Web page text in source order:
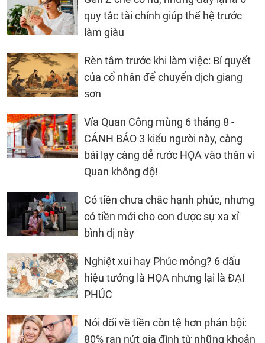
quy tắc tài chính giúp thế hệ trước
làm giàu
Rèn tâm trước khi làm việc: Bí quyết
của cổ nhân để chuyển dịch giang
sơn
Vía Quan Công mùng 6 tháng 8 -
CẢNH BÁO 3 kiểu người này, càng
bái lạy càng dễ rước HỌA vào thân vì
Quan không độ!
Có tiền chưa chắc hạnh phúc, nhưng
có tiền mới cho con được sự xa xỉ
bình dị này
Nghiệt xui hay Phúc mỏng? 6 dấu
hiệu tưởng là HỌA nhưng lại là ĐẠI
PHÚC
Nói dối về tiền còn tệ hơn phản bội:
80% rạn nứt gia đình từ những khoản